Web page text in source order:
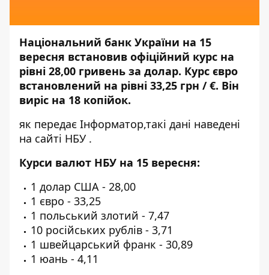
Національний банк України на 15
вересня встановив офіційний курс на
рівні 28,00 гривень за долар. Курс євро
встановлений на рівні 33,25 грн / €. Він
виріс на 18 копійок.
як передає Інформатор,такі дані наведені
на сайті НБУ .
Курси валют НБУ на 15 вересня:
1 долар США - 28,00
1 євро - 33,25
1 польський злотий - 7,47
10 російських рублів - 3,71
1 швейцарський франк - 30,89
1 юань - 4,11